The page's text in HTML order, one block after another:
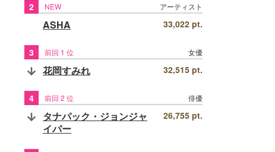
2 NEW アーティスト
ASHA 33,022 pt.
3 前回 1 位 女優
花岡すみれ 32,515 pt.
4 前回 2 位 俳優
タナパック・ジョンジャ
イパー
26,755 pt.